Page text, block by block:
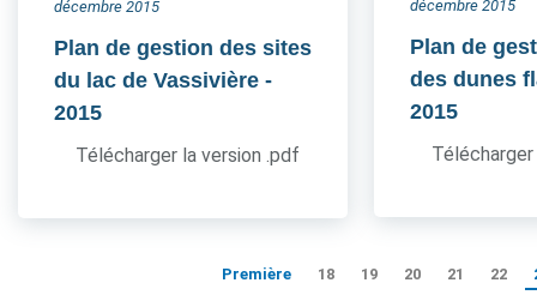
décembre 2015
Plan de gestion des sites
du lac de Vassivière -
2015
Télécharger la version .pdf
décembre 2015
Plan de
des dunes
2015
Première 18 19 20 21 22